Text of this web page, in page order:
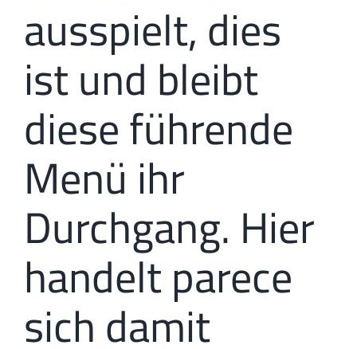
ausspielt, dies
ist und bleibt
diese führende
Menü ihr
Durchgang. Hier
handelt parece
sich damit